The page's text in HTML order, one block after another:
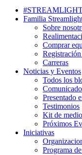
Familia
Sobre
Comprar
Carreras
Noticias y Eventos
Todos los
Presentado
Testimonios
Kit de
Próximos
Iniciativas
Programa